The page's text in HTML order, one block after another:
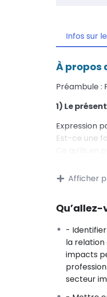
Infos sur
À propos
Préambule :
1) Le
Expression
Est-ce une
Les raisons
Les
Expression
3)Le
Afficher
-
la relation
impacts
secteur